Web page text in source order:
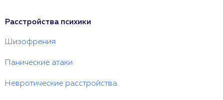
Расстройства психики
Шизофрения
Панические атаки
Невротические расстройства